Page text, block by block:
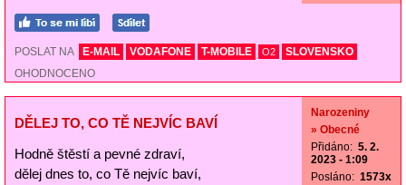
POSLAT NA E-MAIL VODAFONE T-MOBILE O2
SLOVENSKO
OHODNOCENO
DĚLEJ TO, CO TĚ NEJVÍC BAVÍ
Hodně štěstí a pevné zdraví,
dělej dnes to, co Tě nejvíc baví,
Narozeniny
» Obecné
Přidáno: 5. 2.
2023 - 1:09
Posláno: 1573x